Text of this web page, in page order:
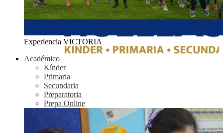
Experiencia VICTORIA
Académico
Kínder
Primaria
Secundaria
Preparatoria
Prepa Online